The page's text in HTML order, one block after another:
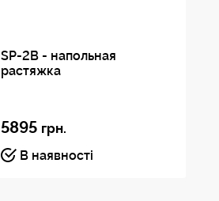
SP-2B - напольная
растяжка
5895 грн.
В наявності